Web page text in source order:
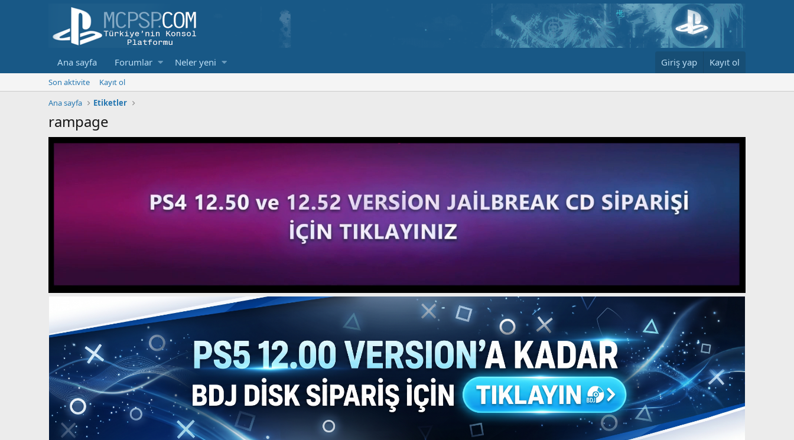
Ana sayfa Forumlar Neler yeni Giriş yap Kayıt ol
Son aktivite
Kayıt ol
Ana sayfa
Etiketler
rampage